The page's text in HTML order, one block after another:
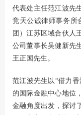
代表处主任范江波先
竞天公诚律师事务所
团）江苏区域合伙人
公司董事长吴健新先
王正国先生。
范江波先生以“借力
的国际金融中心地位
金融角度出发，探讨